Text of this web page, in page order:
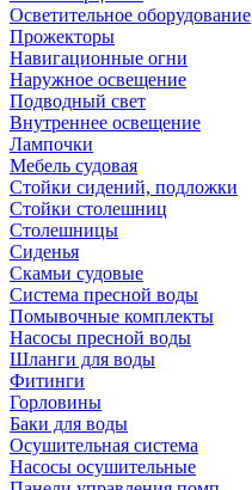
Осветительное оборудование
Прожекторы
Навигационные огни
Наружное освещение
Подводный свет
Внутреннее освещение
Лампочки
Мебель судовая
Стойки сидений, подложки
Стойки столешниц
Столешницы
Сиденья
Скамьи судовые
Система пресной воды
Помывочные комплекты
Насосы пресной воды
Шланги для воды
Фитинги
Горловины
Баки для воды
Осушительная система
Насосы осушительные